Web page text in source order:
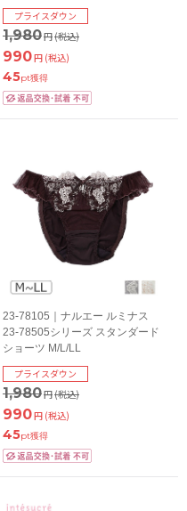
1,980円(税込)
プライスダウン
990円 (税込)
45pt獲得
23-78105｜ナルエー ルミナス
23-78505シリーズ スタンダード
ショーツ M/L/LL
1,980円(税込)
プライスダウン
990円 (税込)
45pt獲得